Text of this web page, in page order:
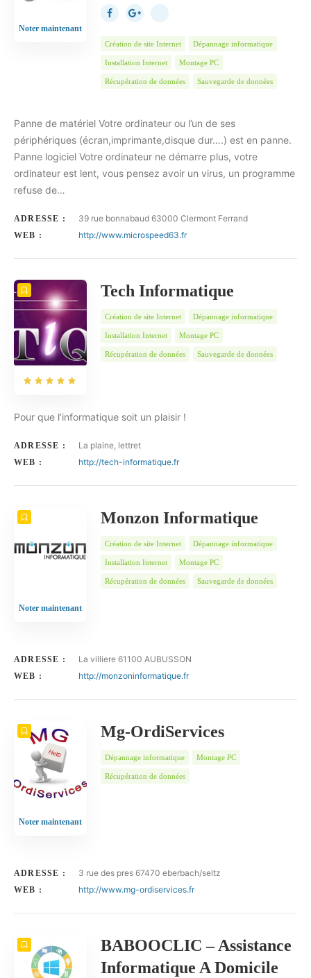
Noter maintenant
Création de site Internet Dépannage informatique
Installation Internet Montage PC
Récupération de données Sauvegarde de données
Panne de matériel Votre ordinateur ou l’un de ses
périphériques (écran,imprimante,disque dur….) est en panne.
Panne logiciel Votre ordinateur ne démarre plus, votre
ordinateur est lent, vous pensez avoir un virus, un programme
refuse de…
ADRESSE : 39 rue bonnabaud 63000 Clermont Ferrand
WEB : http://www.microspeed63.fr
Tech Informatique
Création de site Internet Dépannage informatique
Installation Internet Montage PC
Récupération de données Sauvegarde de données
Pour que l’informatique soit un plaisir !
ADRESSE : La plaine, lettret
WEB : http://tech-informatique.fr
Noter maintenant
Monzon Informatique
Création de site Internet Dépannage informatique
Installation Internet Montage PC
Récupération de données Sauvegarde de données
ADRESSE : La villiere 61100 AUBUSSON
WEB : http://monzoninformatique.fr
Noter maintenant
Mg-OrdiServices
Dépannage informatique Montage PC
Récupération de données
ADRESSE : 3 rue des pres 67470 eberbach/seltz
WEB : http://www.mg-ordiservices.fr
BABOOCLIC – Assistance
Informatique A Domicile